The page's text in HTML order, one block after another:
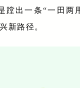
蹚出一条“一田两
新路径。